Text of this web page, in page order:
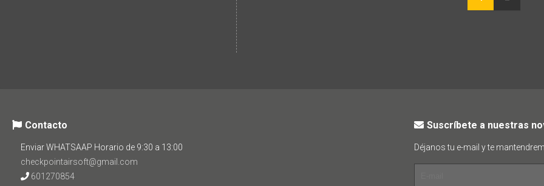
Contacto
Enviar WHATSAAP Horario de 9:30 a 13:00
checkpointairsoft@gmail.com
601270854
Suscríbete a nuestras
Déjanos tu e-mail y te